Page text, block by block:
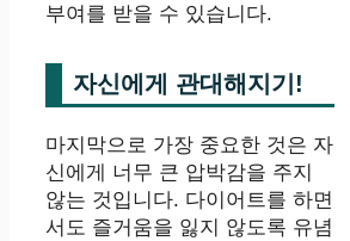
부여를 받을 수 있습니다.
자신에게 관대해지기!
마지막으로 가장 중요한 것은 자
신에게 너무 큰 압박감을 주지
않는 것입니다. 다이어트를 하면
서도 즐거움을 잃지 않도록 유념